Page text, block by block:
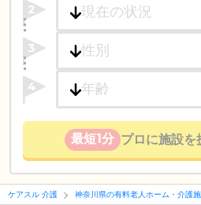
2
3
4
最短1分 プロに施設を
ケアスル 介護 神奈川県の有料老人ホーム・介護